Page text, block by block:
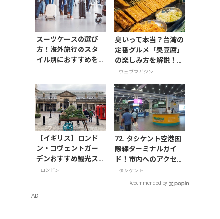
スーツケースの選び
方！海外旅行のスタ
イル別におすすめを
臭いって本当？台湾の
定番グルメ「臭豆腐」
の楽しみ方を解説！定
番メニューとおすすめ
ウェブマガジン
【イギリス】ロンド
ン・コヴェントガー
デンおすすめ観光ス
ポット3つ！
ロンドン
72. タシケント空港国
際線ターミナルガイ
ド！市内へのアクセ
ス・両替・お店情報et
タシケント
Recommended by
AD